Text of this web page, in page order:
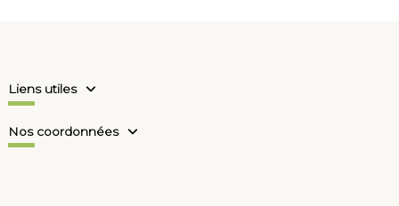
Liens utiles
Nos coordonnées